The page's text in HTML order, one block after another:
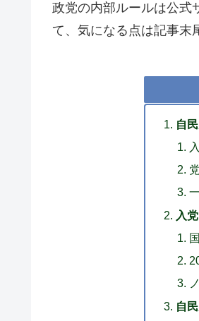
政党の内部ルールは公式
て、気になる点は記事末
自
入
自